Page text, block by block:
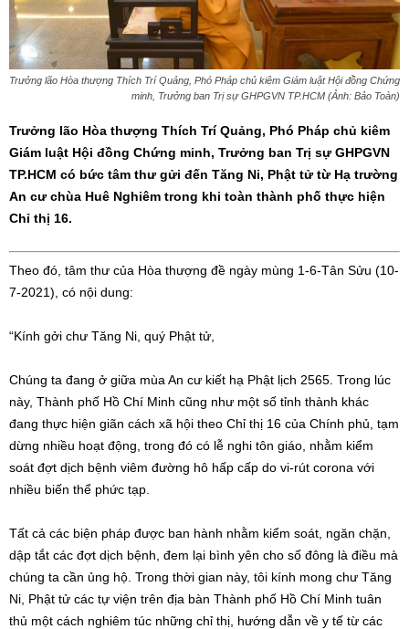
Trưởng lão Hòa thượng Thích Trí Quảng, Phó Pháp chủ kiêm Giám luật Hội đồng Chứng
minh, Trưởng ban Trị sự GHPGVN TP.HCM (Ảnh: Bảo Toàn)
Trưởng lão Hòa thượng Thích Trí Quảng, Phó Pháp chủ kiêm
Giám luật Hội đồng Chứng minh, Trưởng ban Trị sự GHPGVN
TP.HCM có bức tâm thư gửi đến Tăng Ni, Phật tử từ Hạ trường
An cư chùa Huê Nghiêm trong khi toàn thành phố thực hiện
Chỉ thị 16.
Theo đó, tâm thư của Hòa thượng đề ngày mùng 1-6-Tân Sửu (10-
7-2021), có nội dung:
“Kính gởi chư Tăng Ni, quý Phật tử,
Chúng ta đang ở giữa mùa An cư kiết hạ Phật lịch 2565. Trong lúc
này, Thành phố Hồ Chí Minh cũng như một số tỉnh thành khác
đang thực hiện giãn cách xã hội theo Chỉ thị 16 của Chính phủ, tạm
dừng nhiều hoạt động, trong đó có lễ nghi tôn giáo, nhằm kiểm
soát đợt dịch bệnh viêm đường hô hấp cấp do vi-rút corona với
nhiều biến thể phức tạp.
Tất cả các biện pháp được ban hành nhằm kiểm soát, ngăn chặn,
dập tắt các đợt dịch bệnh, đem lại bình yên cho số đông là điều mà
chúng ta cần ủng hộ. Trong thời gian này, tôi kính mong chư Tăng
Ni, Phật tử các tự viện trên địa bàn Thành phố Hồ Chí Minh tuân
thủ một cách nghiêm túc những chỉ thị, hướng dẫn về y tế từ các